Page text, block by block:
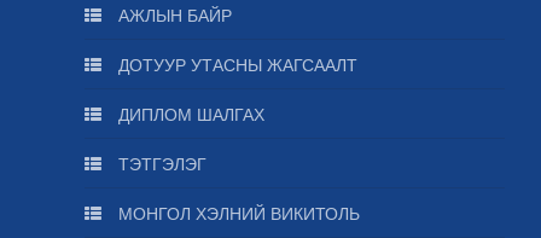
АЖЛЫН БАЙР
ДОТУУР УТАСНЫ ЖАГСААЛТ
ДИПЛОМ ШАЛГАХ
ТЭТГЭЛЭГ
МОНГОЛ ХЭЛНИЙ ВИКИТОЛЬ